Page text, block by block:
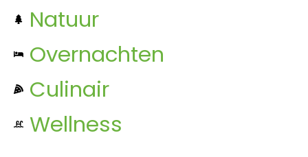
Natuur
Overnachten
Culinair
Wellness